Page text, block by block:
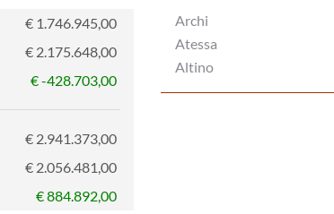
€ 1.746.945,00
€ 2.175.648,00
€ -428.703,00
€ 2.941.373,00
€ 2.056.481,00
€ 884.892,00
Archi
Atessa
Altino